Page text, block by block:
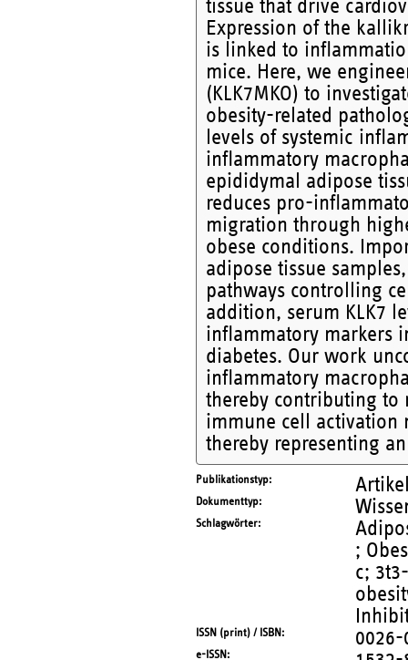
tissue that drive
Expression of the
is linked to
mice. Here, we
(KLK7MKO) to
obesity-related
levels of systemic
inflammatory
epididymal adipose
reduces pro-
migration through
obese conditions.
adipose tissue
pathways controlling
addition, serum KLK7
inflammatory markers
diabetes. Our work
inflammatory
thereby contributing to
immune cell activation
thereby representing
Publikationstyp
Dokumenttyp
Schlagwörter
;
c;
ISSN (print) / ISBN 0026-
e-ISSN